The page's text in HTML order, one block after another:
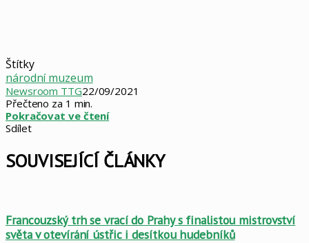
Štítky
národní muzeum
Newsroom TTG22/09/2021
Přečteno za 1 min.
Pokračovat ve čtení
Sdílet
mailem
SOUVISEJÍCÍ ČLÁNKY
Francouzský trh se vrací do Prahy s finalistou mistrovství
světa v otevírání ústřic i desítkou hudebníků